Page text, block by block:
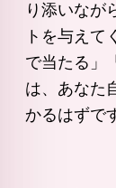
り添いなが
トを与えて
で当たる」
は、あなた
かるはずで